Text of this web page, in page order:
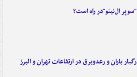
"سوپر ال‌نینو"در راه است؟
رگبار باران و رعدوبرق در ارتفاعات تهران و البرز